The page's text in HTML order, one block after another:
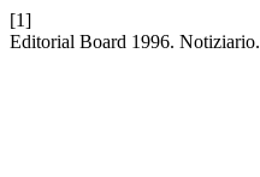
[1]
Editorial Board 1996. Notiziario.